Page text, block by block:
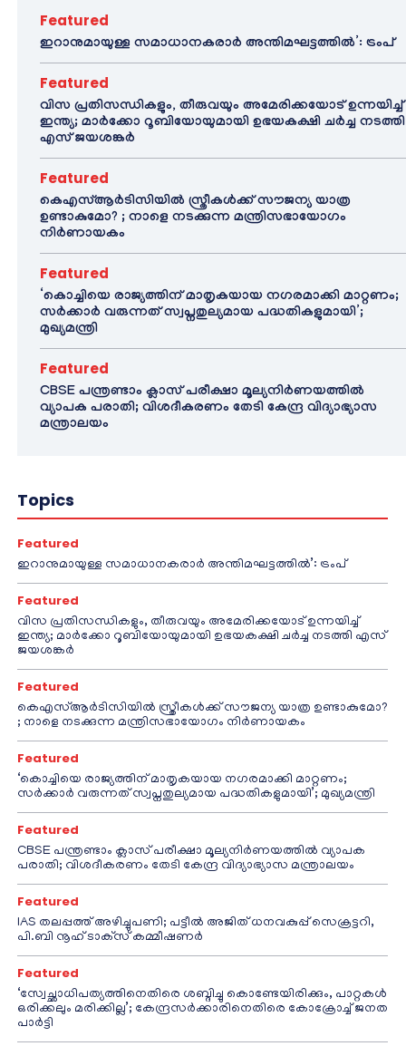
Featured
ഇറാനുമായുള്ള സമാധാനകരാർ അന്തിമഘട്ടത്തിൽ‌’: ട്രംപ്
Featured
വിസ പ്രതിസന്ധികളും, തീരുവയും അമേരിക്കയോട് ഉന്നയിച്ച്
ഇന്ത്യ; മാർക്കോ റൂബിയോയുമായി ഉഭയകക്ഷി ചർച്ച നടത്തി
എസ് ജയശങ്കർ
Featured
കെഎസ്ആർടിസിയിൽ സ്ത്രീകൾക്ക് സൗജന്യ യാത്ര
ഉണ്ടാകുമോ? ; നാളെ നടക്കുന്ന മന്ത്രിസഭായോഗം
നിർണായകം
Featured
‘കൊച്ചിയെ രാജ്യത്തിന് മാതൃകയായ നഗരമാക്കി മാറ്റണം;
സർക്കാർ വരുന്നത് സ്വപ്നതുല്യമായ പദ്ധതികളുമായി’;
മുഖ്യമന്ത്രി
Featured
CBSE പന്ത്രണ്ടാം ക്ലാസ് പരീക്ഷാ മൂല്യനിർണയത്തിൽ
വ്യാപക പരാതി; വിശദീകരണം തേടി കേന്ദ്ര വിദ്യാഭ്യാസ
മന്ത്രാലയം
Topics
Featured
ഇറാനുമായുള്ള സമാധാനകരാർ അന്തിമഘട്ടത്തിൽ‌’: ട്രംപ്
Featured
വിസ പ്രതിസന്ധികളും, തീരുവയും അമേരിക്കയോട് ഉന്നയിച്ച്
ഇന്ത്യ; മാർക്കോ റൂബിയോയുമായി ഉഭയകക്ഷി ചർച്ച നടത്തി എസ്
ജയശങ്കർ
Featured
കെഎസ്ആർടിസിയിൽ സ്ത്രീകൾക്ക് സൗജന്യ യാത്ര ഉണ്ടാകുമോ?
; നാളെ നടക്കുന്ന മന്ത്രിസഭായോഗം നിർണായകം
Featured
‘കൊച്ചിയെ രാജ്യത്തിന് മാതൃകയായ നഗരമാക്കി മാറ്റണം;
സർക്കാർ വരുന്നത് സ്വപ്നതുല്യമായ പദ്ധതികളുമായി’; മുഖ്യമന്ത്രി
Featured
CBSE പന്ത്രണ്ടാം ക്ലാസ് പരീക്ഷാ മൂല്യനിർണയത്തിൽ വ്യാപക
പരാതി; വിശദീകരണം തേടി കേന്ദ്ര വിദ്യാഭ്യാസ മന്ത്രാലയം
Featured
IAS തലപ്പത്ത് അഴിച്ചുപണി; പട്ടീല്‍ അജിത് ധനവകുപ്പ് സെക്രട്ടറി,
പി.ബി നൂഹ് ടാക്‌സ് കമ്മീഷണര്‍
Featured
‘സ്വേച്ഛാധിപത്യത്തിനെതിരെ ശബ്ദിച്ചു കൊണ്ടേയിരിക്കും, പാറ്റകൾ
ഒരിക്കലും മരിക്കില്ല’; കേന്ദ്രസർക്കാരിനെതിരെ കോക്രോച്ച് ജനത
പാർട്ടി